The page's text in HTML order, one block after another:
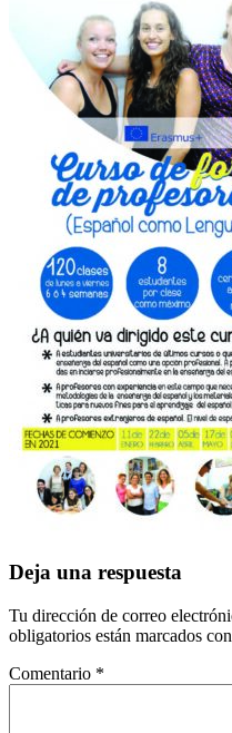
Interacciones
los
lectores
Deja una respuesta
Tu dirección de correo
obligatorios están marcados con
Comentario *